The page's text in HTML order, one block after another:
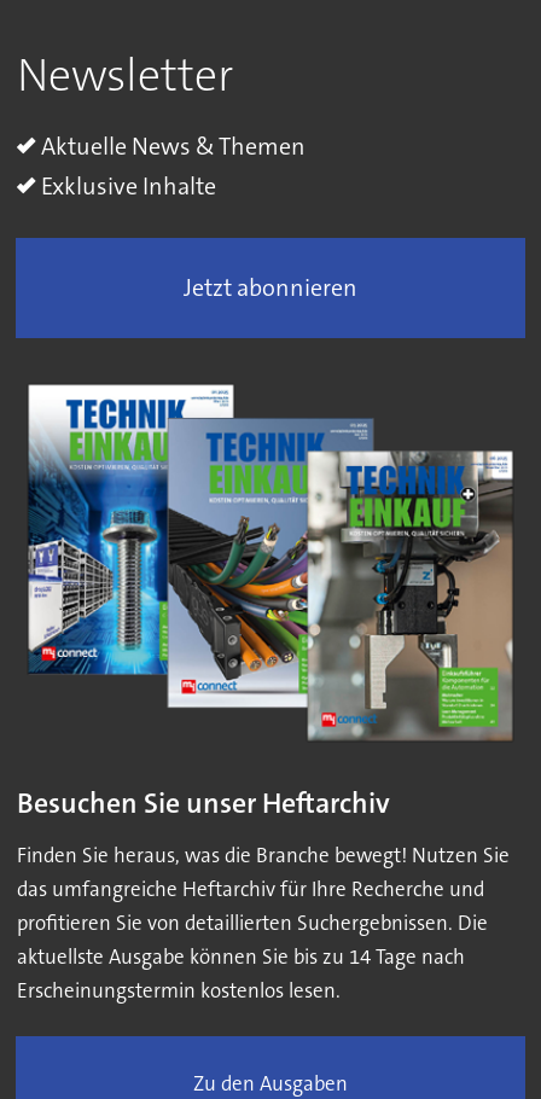
Newsletter
Aktuelle News & Themen
Exklusive Inhalte
Jetzt abonnieren
Besuchen Sie unser Heftarchiv
Finden Sie heraus, was die Branche bewegt! Nutzen Sie
das umfangreiche Heftarchiv für Ihre Recherche und
profitieren Sie von detaillierten Suchergebnissen. Die
aktuellste Ausgabe können Sie bis zu 14 Tage nach
Erscheinungstermin kostenlos lesen.
Zu den Ausgaben